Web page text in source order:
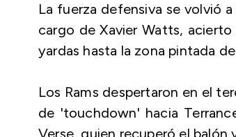
La fuerza defensiva se volvió
cargo de Xavier Watts,
yardas hasta la zona pintada
Los Rams despertaron en el
de 'touchdown' hacia
Verse, quien recuperó el balón